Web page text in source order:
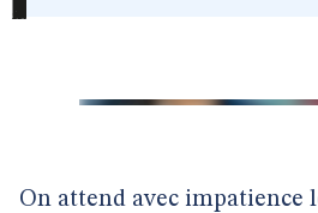
On attend avec impatience